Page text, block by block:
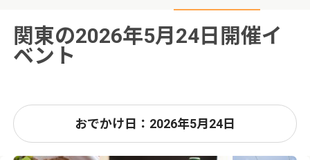
関東の2026年5月24日開催イ
ベント
おでかけ日：2026年5月24日